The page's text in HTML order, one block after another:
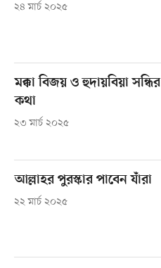
২৪ মার্চ ২০২৫
মক্কা বিজয় ও হুদায়বিয়া সন্ধির
কথা
২৩ মার্চ ২০২৫
আল্লাহর পুরস্কার পাবেন যাঁরা
২২ মার্চ ২০২৫